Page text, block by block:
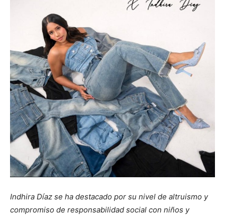
Indhira Díaz se ha destacado por su nivel de altruismo y
compromiso de responsabilidad social con niños y